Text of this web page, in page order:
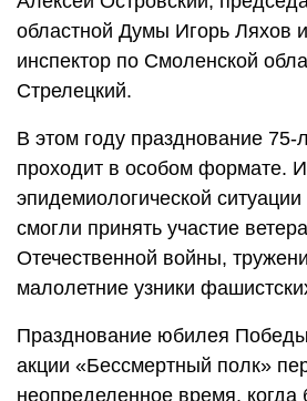
областной Думы Игорь Ляхов
инспектор по Смоленской
Стрелецкий.
В этом году празднование
проходит в особом формате.
эпидемиологической
смогли принять участие
Отечественной войны,
малолетние узники
Празднование юбилея
акции «Бессмертный полк»
неопределенное время, когда